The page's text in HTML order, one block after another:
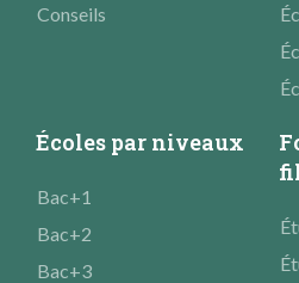
Conseils
Écoles par niveaux
Bac+1
Bac+2
Bac+3